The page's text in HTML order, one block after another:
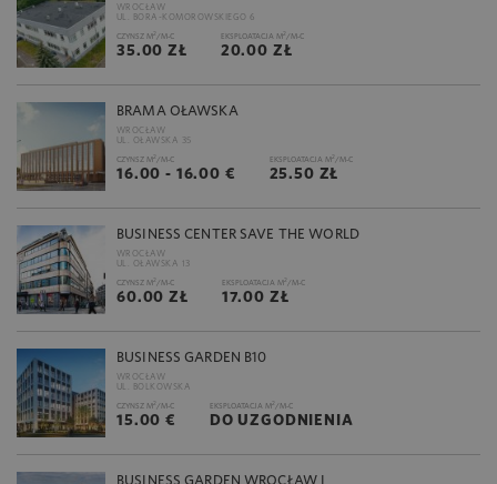
WROCŁAW
UL. BORA-KOMOROWSKIEGO 6
CZYNSZ M2 /M-C
35.00 ZŁ
EKSPLOATACJA M2 /M-C
20.00 ZŁ
BRAMA OŁAWSKA
WROCŁAW
UL. OŁAWSKA 35
CZYNSZ M2 /M-C
16.00 - 16.00 €
EKSPLOATACJA M2 /M-C
25.50 ZŁ
BUSINESS CENTER SAVE THE WORLD
WROCŁAW
UL. OŁAWSKA 13
CZYNSZ M2 /M-C
60.00 ZŁ
EKSPLOATACJA M2 /M-C
17.00 ZŁ
BUSINESS GARDEN B10
WROCŁAW
UL. BOLKOWSKA
CZYNSZ M2 /M-C
15.00 €
EKSPLOATACJA M2 /M-C
DO UZGODNIENIA
BUSINESS GARDEN WROCŁAW I